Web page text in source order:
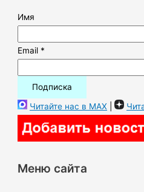
Имя
Email *
Читайте нас в MAX |
Меню сайта